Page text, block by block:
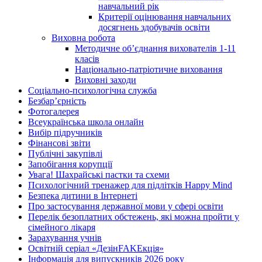
навчальний рік
Критерії оцінювання навчальних
досягнень здобувачів освіти
Виховна робота
Методичне об’єднання вихователів 1-11
класів
Національно-патріотичне виховання
Виховні заходи
Соціально-психологічна служба
Безбар’єрність
Фотогалерея
Всеукраїнська школа онлайн
Вибір підручників
Фінансові звіти
Публічні закупівлі
Запобігання корупції
Увага! Шахрайські пастки та схеми
Психологічний тренажер для підлітків Happy Mind
Безпека дитини в Інтернеті
Про застосування державної мови у сфері освіти
Перелік безоплатних обстежень, які можна пройти у
сімейного лікаря
Зарахування учнів
Освітній серіал «ДезінFAKEкція»
Інформація для випускників 2026 року